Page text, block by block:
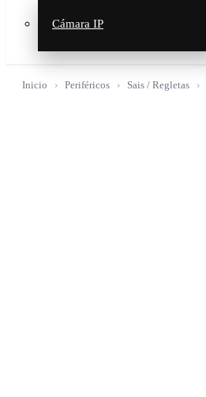
Cámara IP
Inicio Periféricos Sais / Regletas